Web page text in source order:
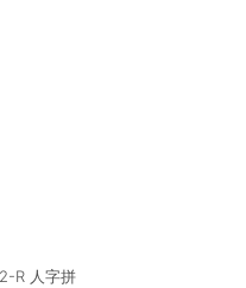
R 人字拼